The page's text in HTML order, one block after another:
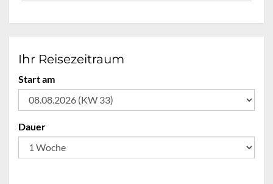
Ihr Reisezeitraum
Start am
Dauer